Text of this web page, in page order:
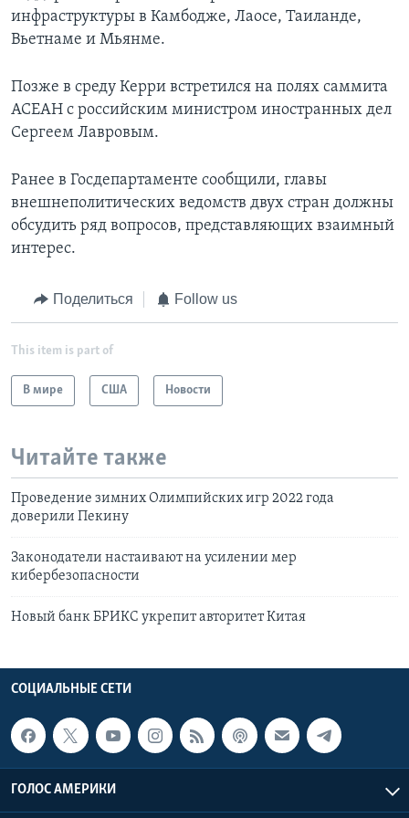
инфраструктуры в Камбодже, Лаосе, Таиланде,
Вьетнаме и Мьянме.
Позже в среду Керри встретился на полях саммита
АСЕАН с российским министром иностранных дел
Сергеем Лавровым.
Ранее в Госдепартаменте сообщили, главы
внешнеполитических ведомств двух стран должны
обсудить ряд вопросов, представляющих взаимный
интерес.
Поделиться Follow us
This item is part of
В мире США Новости
Читайте также
Проведение зимних Олимпийских игр 2022 года
доверили Пекину
Законодатели настаивают на усилении мер
кибербезопасности
Новый банк БРИКС укрепит авторитет Китая
СОЦИАЛЬНЫЕ СЕТИ
ГОЛОС АМЕРИКИ